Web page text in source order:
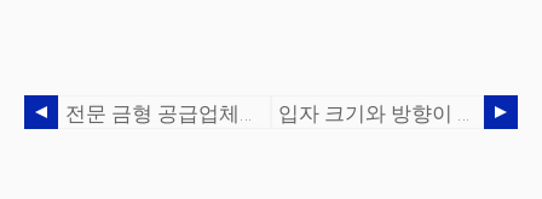
전문 금형 공급업체를 결정할 때 고려해야 할 5가지 주요 질문 입자 크기와 방향이 판금 부품에 미치는 영향